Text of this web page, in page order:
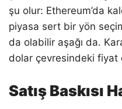
şu olur: Ethereum’da
piyasa sert bir yön
da olabilir aşağı da.
dolar çevresindeki fiyat
Satış Baskısı